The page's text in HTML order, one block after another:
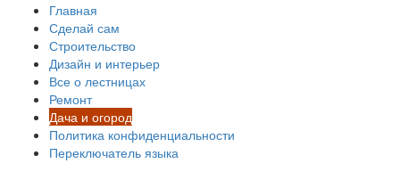
Главная
Сделай сам
Строительство
Дизайн и интерьер
Все о лестницах
Ремонт
Дача и огород
Политика конфиденциальности
Переключатель языка